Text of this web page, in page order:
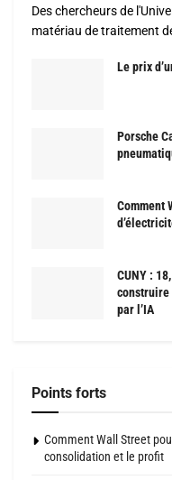
Des chercheurs de
matériau de traitement
Le prix
Porsche
Comment
CUNY :
construire
par l’IA
Points forts
Comment Wall Street
consolidation et le profit